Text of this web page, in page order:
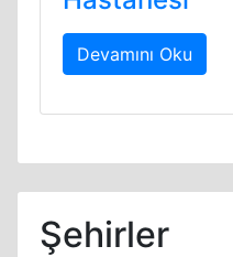
Devamını Oku
Şehirler